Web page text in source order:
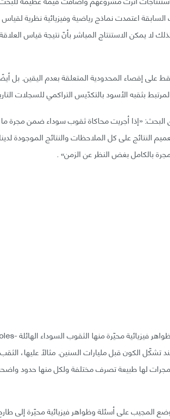
اعتمدت نماذج رياضية وفيزيائية نظرية
لا يمكن الاستنتاج المباشر بأنّ نتيجة قياس
على إقصاء المحدودية المتعلقة بعدم اليقين. بل
بثقبه الأسود بالتكدّيس التراكمي للسجلات
البحث: «إذا أجريت محاكاة ثقوب سوداء ضمن مجرة
النتائج على كل الملاحظات والنتائج الموجودة
بالكامل بغض النظر عن الزمن» .
الكون قبل مليارات السنين. مثالًا عليها،
لها طبيعة تصرف مختلفة ولكل منها حدود
المجيب على أسئلة وظواهر فيزيائية محيّرة إلى